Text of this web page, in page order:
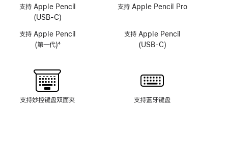
像
头
统
支持 Apple Pencil
(USB-C)
支持 Apple Pencil
(第一代)4
支持妙控键盘双面夹
像
统
支持 Apple Pencil Pro
支持 Apple Pencil
(USB-C)
支持蓝牙键盘